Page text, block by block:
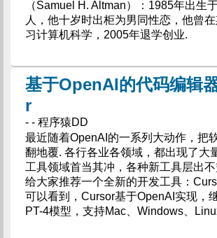
（Samuel H. Altman）：1985年出生
人，他十岁时出柜为男同性恋，他曾
习计算机科学，2005年退学创业.
基于OpenAI的代码编辑
r
- - 程序猿DD
最近随着OpenAI的一系列大动作，把
翻地覆. 各行各业各领域，都出现了大
工具领域首当其冲，各种新工具层出
给大家推荐一个全新的开发工具：
可以看到，Cursor基于OpenAI实现，
PT-4模型，支持Mac、Windows、